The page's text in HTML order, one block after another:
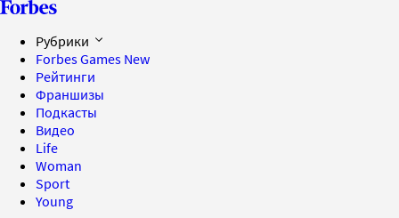
Рубрики
Forbes Games New
Рейтинги
Франшизы
Подкасты
Видео
Life
Woman
Sport
Young